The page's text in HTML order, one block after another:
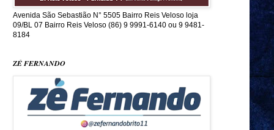
Avenida São Sebastião N° 5505 Bairro Reis Veloso loja
09/BL 07 Bairro Reis Veloso (86) 9 9991-6140 ou 9 9481-
8184
ZÉ FERNANDO